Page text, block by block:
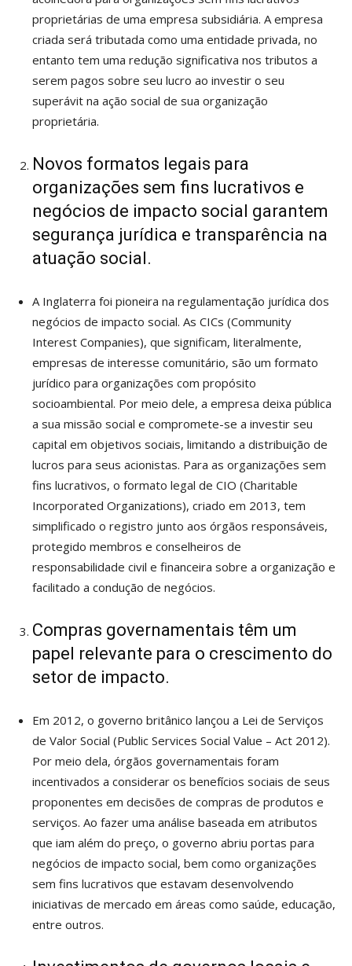
proprietárias de uma empresa subsidiária. A empresa
criada será tributada como uma entidade privada, no
entanto tem uma redução significativa nos tributos a
serem pagos sobre seu lucro ao investir o seu
superávit na ação social de sua organização
proprietária.
Novos formatos legais para
organizações sem fins lucrativos e
negócios de impacto social garantem
segurança jurídica e transparência na
atuação social.
A Inglaterra foi pioneira na regulamentação jurídica dos
negócios de impacto social. As CICs (Community
Interest Companies), que significam, literalmente,
empresas de interesse comunitário, são um formato
jurídico para organizações com propósito
socioambiental. Por meio dele, a empresa deixa pública
a sua missão social e compromete-se a investir seu
capital em objetivos sociais, limitando a distribuição de
lucros para seus acionistas. Para as organizações sem
fins lucrativos, o formato legal de CIO (Charitable
Incorporated Organizations), criado em 2013, tem
simplificado o registro junto aos órgãos responsáveis,
protegido membros e conselheiros de
responsabilidade civil e financeira sobre a organização e
facilitado a condução de negócios.
Compras governamentais têm um
papel relevante para o crescimento do
setor de impacto.
Em 2012, o governo britânico lançou a Lei de Serviços
de Valor Social (Public Services Social Value – Act 2012).
Por meio dela, órgãos governamentais foram
incentivados a considerar os benefícios sociais de seus
proponentes em decisões de compras de produtos e
serviços. Ao fazer uma análise baseada em atributos
que iam além do preço, o governo abriu portas para
negócios de impacto social, bem como organizações
sem fins lucrativos que estavam desenvolvendo
iniciativas de mercado em áreas como saúde, educação,
entre outros.